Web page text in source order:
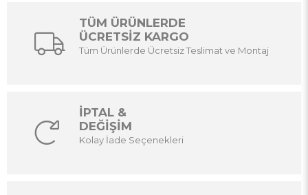
TÜM ÜRÜNLERDE
ÜCRETSİZ KARGO
Tüm Ürünlerde Ücretsiz Teslimat ve Montaj
İPTAL &
DEĞİŞİM
Kolay İade Seçenekleri